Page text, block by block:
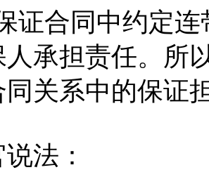
合同中约定连
承担责任。所
关系中的保证
法：